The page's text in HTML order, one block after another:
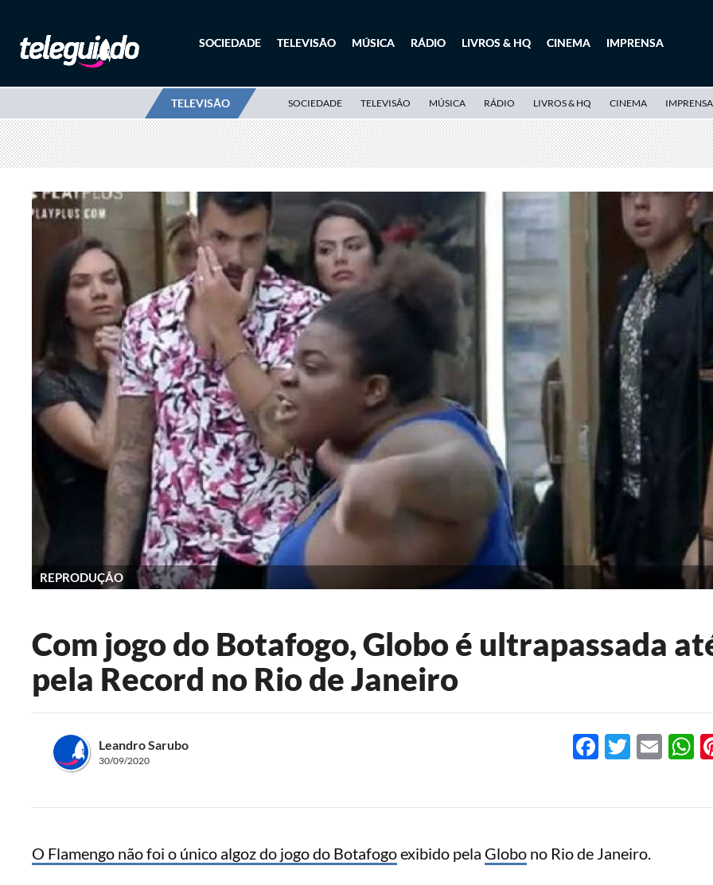
SOCIEDADE TELEVISÃO MÚSICA RÁDIO LIVROS & HQ CINEMA IMPRENSA
TELEVISÃO SOCIEDADE TELEVISÃO MÚSICA RÁDIO LIVROS & HQ CINEMA IMPRENSA
REPRODUÇÃO
Com jogo do Botafogo, Globo é ultrapassada
pela Record no Rio de Janeiro
Leandro Sarubo
30/09/2020 Facebook
Twitter
O Flamengo não foi o único algoz do jogo do Botafogoexibido pela Globono Rio de Janeiro.